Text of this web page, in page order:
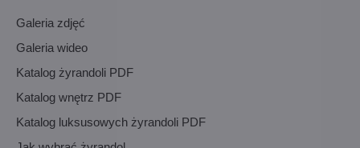
Galeria zdjęć
Galeria wideo
Katalog żyrandoli PDF
Katalog wnętrz PDF
Katalog luksusowych żyrandoli PDF